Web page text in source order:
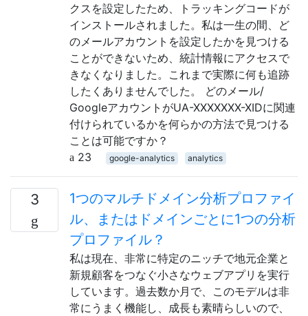
クスを設定したため、トラッキングコードが
インストールされました。私は一生の間、ど
のメールアカウントを設定したかを見つける
ことができないため、統計情報にアクセスで
きなくなりました。これまで実際に何も追跡
したくありませんでした。 どのメール/
GoogleアカウントがUA-XXXXXXX-XIDに関連
付けられているかを何らかの方法で見つける
ことは可能ですか？
23
google-analytics analytics
3
1つのマルチドメイン分析プロファイ
ル、またはドメインごとに1つの分析
プロファイル？
私は現在、非常に特定のニッチで地元企業と
新規顧客をつなぐ小さなウェブアプリを実行
しています。過去数か月で、このモデルは非
常にうまく機能し、成長も素晴らしいので、